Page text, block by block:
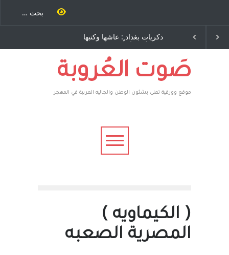
الاستيطان ومسلسل الخداع
المستمر - قلم : راسم عبيدات
ٍ: عاشها وكتبها
الامريكية
صَوت العُروبة
موقع وورقية تعنى بشئون الوطن والجاليه العربية في المهجر
( الكيماويه )
المصرية الصعبه